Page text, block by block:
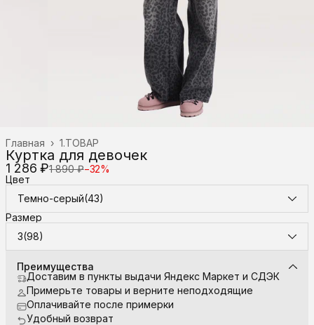
1.ТОВАР
Главная ›
Куртка для девочек
1 286 ₽1 890 ₽−32%
Цвет
Темно-серый(43)
Размер
3(98)
Преимущества
Доставим в пункты выдачи Яндекс Маркет и СДЭК
Примерьте товары и верните неподходящие
Оплачивайте после примерки
Удобный возврат